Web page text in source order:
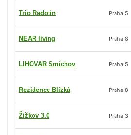
Trio Radotín Praha 5
NEAR living Praha 8
LIHOVAR Smíchov Praha 5
Rezidence Blízká Praha 8
Žižkov 3.0 Praha 3